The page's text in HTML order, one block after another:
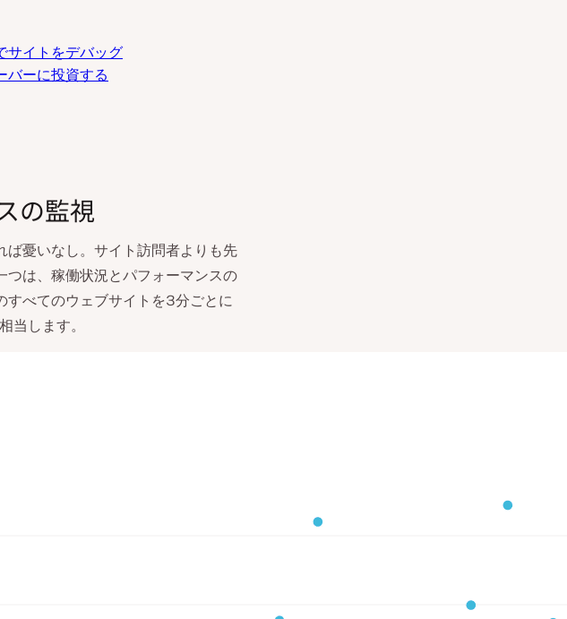
サイトをデバッグ
バーに投資する
の監視
憂いなし。サイト訪問者よりも先
は、稼働状況とパフォーマンスの
べてのウェブサイトを3分ごとに
当します。